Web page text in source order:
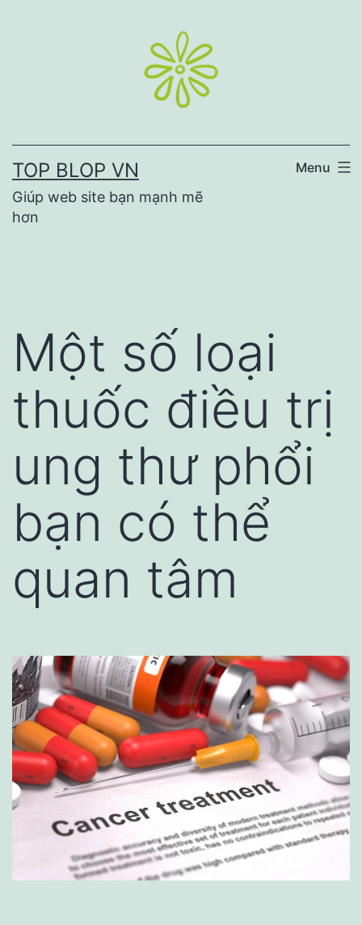
TOP BLOP VN
Giúp web site bạn mạnh mẽ
hơn
Menu
Một số loại
thuốc điều trị
ung thư phổi
bạn có thể
quan tâm